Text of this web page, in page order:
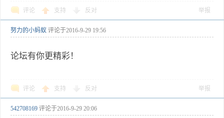
评论 支持 反对 举报
努力的小蚂蚁 评论于2016-9-29 19:56
论坛有你更精彩！
评论 支持 反对 举报
542708169 评论于2016-9-29 20:06